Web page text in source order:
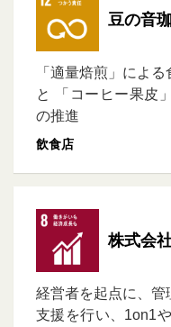
豆の音
「適量焙煎」によ
と 「コーヒー果皮
の推進
飲食店
株式会
経営者を起点に、管
支援を行い、1on1